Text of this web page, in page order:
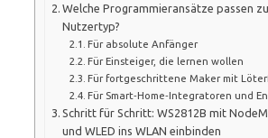
Welche Programmieransätze passen
Nutzertyp?
Für absolute Anfänger
Für Einsteiger, die lernen wollen
Für fortgeschrittene Maker mit
Für Smart‑Home‑Integratoren und
Schritt für Schritt: WS2812B mit
und WLED ins WLAN einbinden